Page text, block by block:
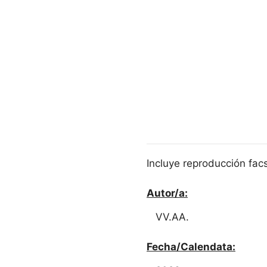
Incluye reproducción
Autor/a:
VV.AA.
Fecha/Calendata: